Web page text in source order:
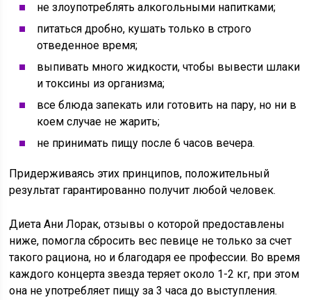
не злоупотреблять алкогольными напитками;
питаться дробно, кушать только в строго
отведенное время;
выпивать много жидкости, чтобы вывести шлаки
и токсины из организма;
все блюда запекать или готовить на пару, но ни в
коем случае не жарить;
не принимать пищу после 6 часов вечера.
Придерживаясь этих принципов, положительный
результат гарантированно получит любой человек.
Диета Ани Лорак, отзывы о которой предоставлены
ниже, помогла сбросить вес певице не только за счет
такого рациона, но и благодаря ее профессии. Во время
каждого концерта звезда теряет около 1-2 кг, при этом
она не употребляет пищу за 3 часа до выступления.